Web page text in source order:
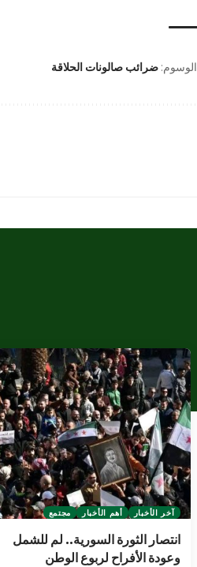
الوسوم: ضرائب صالونات الحلاقة
آخر الأخبار أهم الأخبار مجتمع
انتصار الثورة السورية.. لم للشمل
وعودة الأفراح لربوع الوطن